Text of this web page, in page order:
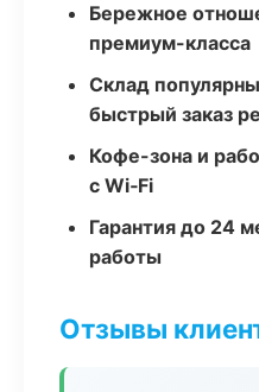
Бережное
премиум-класса
Склад
быстрый заказ
Кофе-зона и
с Wi‑Fi
Гарантия до 24
работы
Отзывы